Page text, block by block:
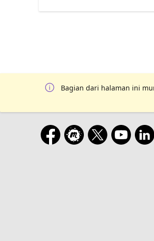
Bagian dari halaman ini